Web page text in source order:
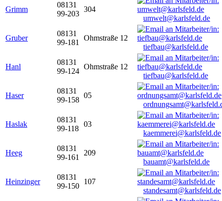
Grimm
08131
99-203
304
umwelt@karlsfeld.de
Gruber
08131
99-181
Ohmstraße 12
tiefbau@karlsfeld.de
Hanl
08131
99-124
Ohmstraße 12
tiefbau@karlsfeld.de
Haser
08131
99-158
05
Haslak
08131
99-118
03
kaemmerei@karlsfeld.de
Heeg
08131
99-161
209
bauamt@karlsfeld.de
Heinzinger
08131
99-150
107
standesamt@karlsfeld.de